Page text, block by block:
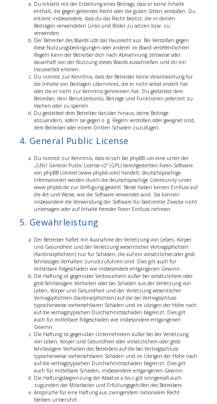
Du erklärst mit der Erstellung eines Beitrags, dass er keine Inhalte
enthält, die gegen geltendes Recht oder die guten Sitten verstoßen. Du
erklärst insbesondere, dass du das Recht besitzt, die in deinen
Beiträgen verwendeten Links und Bilder zu setzen bzw. zu
verwenden.
Der Betreiber des Boards übt das Hausrecht aus. Bei Verstößen gegen
diese Nutzungsbedingungen oder anderer im Board veröffentlichten
Regeln kann der Betreiber dich nach Abmahnung zeitweise oder
dauerhaft von der Nutzung dieses Boards ausschließen und dir ein
Hausverbot erteilen.
Du nimmst zur Kenntnis, dass der Betreiber keine Verantwortung für
die Inhalte von Beiträgen übernimmt, die er nicht selbst erstellt hat
oder die er nicht zur Kenntnis genommen hat. Du gestattest dem
Betreiber, dein Benutzerkonto, Beiträge und Funktionen jederzeit zu
löschen oder zu sperren.
Du gestattest dem Betreiber darüber hinaus, deine Beiträge
abzuändern, sofern sie gegen o. g. Regeln verstoßen oder geeignet sind,
dem Betreiber oder einem Dritten Schaden zuzufügen.
4. General Public License
Du nimmst zur Kenntnis, dass es sich bei phpBB um eine unter der
„GNU General Public License v2“ (GPL) bereitgestellten Foren-Software
von phpBB Limited (www.phpbb.com) handelt; deutschsprachige
Informationen werden durch die deutschsprachige Community unter
www.phpbb.de zur Verfügung gestellt. Beide haben keinen Einfluss auf
die Art und Weise, wie die Software verwendet wird. Sie können
insbesondere die Verwendung der Software für bestimmte Zwecke nicht
untersagen oder auf Inhalte fremder Foren Einfluss nehmen.
5. Gewährleistung
Der Betreiber haftet mit Ausnahme der Verletzung von Leben, Körper
und Gesundheit und der Verletzung wesentlicher Vertragspflichten
(Kardinalpflichten) nur für Schäden, die auf ein vorsätzliches oder grob
fahrlässiges Verhalten zurückzuführen sind. Dies gilt auch für
mittelbare Folgeschäden wie insbesondere entgangenen Gewinn.
Die Haftung ist gegenüber Verbrauchern außer bei vorsätzlichem oder
grob fahrlässigem Verhalten oder bei Schäden aus der Verletzung von
Leben, Körper und Gesundheit und der Verletzung wesentlicher
Vertragspflichten (Kardinalpflichten) auf die bei Vertragsschluss
typischerweise vorhersehbaren Schäden und im übrigen der Höhe nach
auf die vertragstypischen Durchschnittsschäden begrenzt. Dies gilt
auch für mittelbare Folgeschäden wie insbesondere entgangenen
Gewinn.
Die Haftung ist gegenüber Unternehmern außer bei der Verletzung
von Leben, Körper und Gesundheit oder vorsätzlichem oder grob
fahrlässigem Verhalten des Betreibers auf die bei Vertragsschluss
typischerweise vorhersehbaren Schäden und im Übrigen der Höhe nach
auf die vertragstypischen Durchschnittsschäden begrenzt. Dies gilt
auch für mittelbare Schäden, insbesondere entgangenen Gewinn.
Die Haftungsbegrenzung der Absätze a bis c gilt sinngemäß auch
zugunsten der Mitarbeiter und Erfüllungsgehilfen des Betreibers.
Ansprüche für eine Haftung aus zwingendem nationalem Recht
bleiben unberührt.